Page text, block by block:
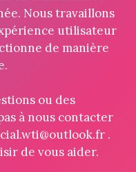
Nous travaillons
utilisateur
de manière
ou des
à nous contacter
.
de vous aider.